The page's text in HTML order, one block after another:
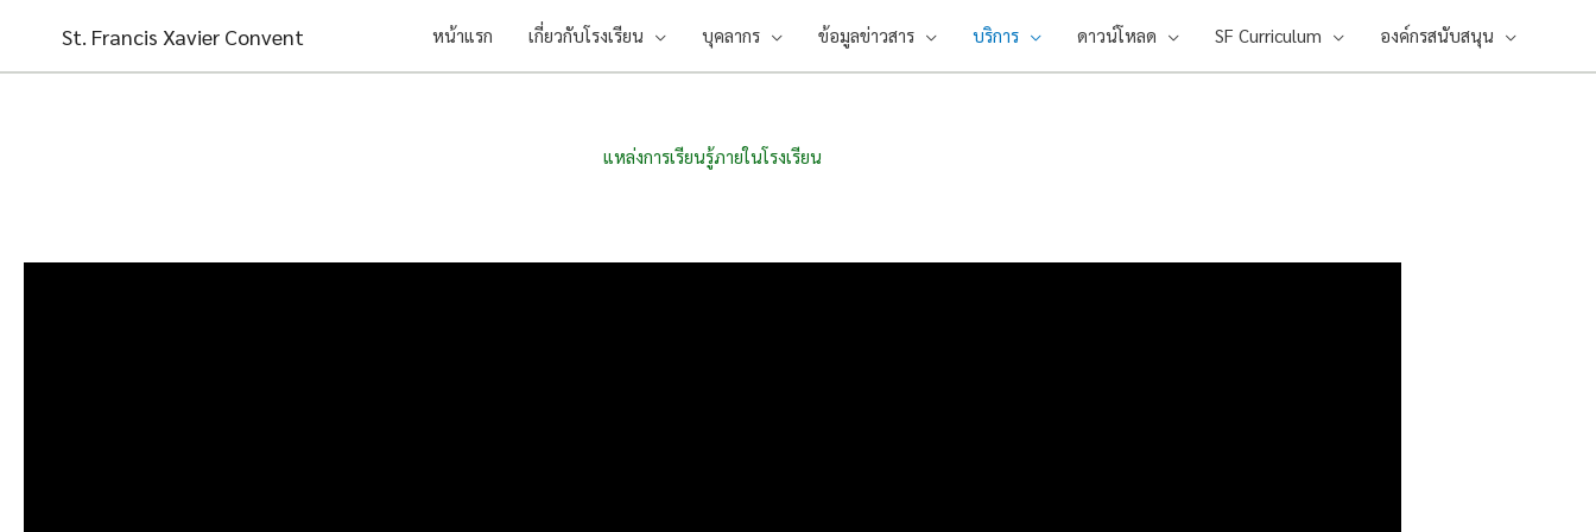
content
St. Francis Xavier Convent หน้าแรก เกี่ยวกับโรงเรียน บุคลากร ข้อมูลข่าวสาร บริการ ดาวน์โหลด SF Curriculum องค์กรสนับสนุน
แหล่งการเรียนรู้ภายในโรงเรียน